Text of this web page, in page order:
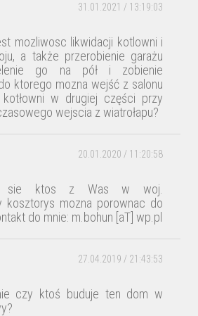
31.01.2021 / 13:19:03
mozliwosc likwidacji kotlowni i
a także przerobienie garażu
go na pół i zobienie
ktorego mozna wejść z salonu
w drugiej części przy
wejscia z wiatrołapu?
20.01.2020 / 11:20:58
sie ktos z Was w woj.
kosztorys mozna porownac do
do mnie: m.bohun [aT] wp.pl
27.04.2019 / 21:43:53
czy ktoś buduje ten dom w